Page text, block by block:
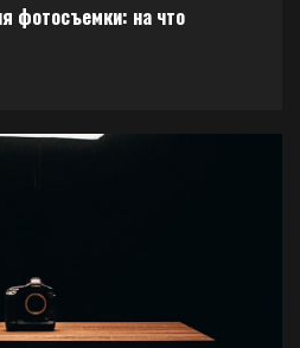
фотосъемки: на что